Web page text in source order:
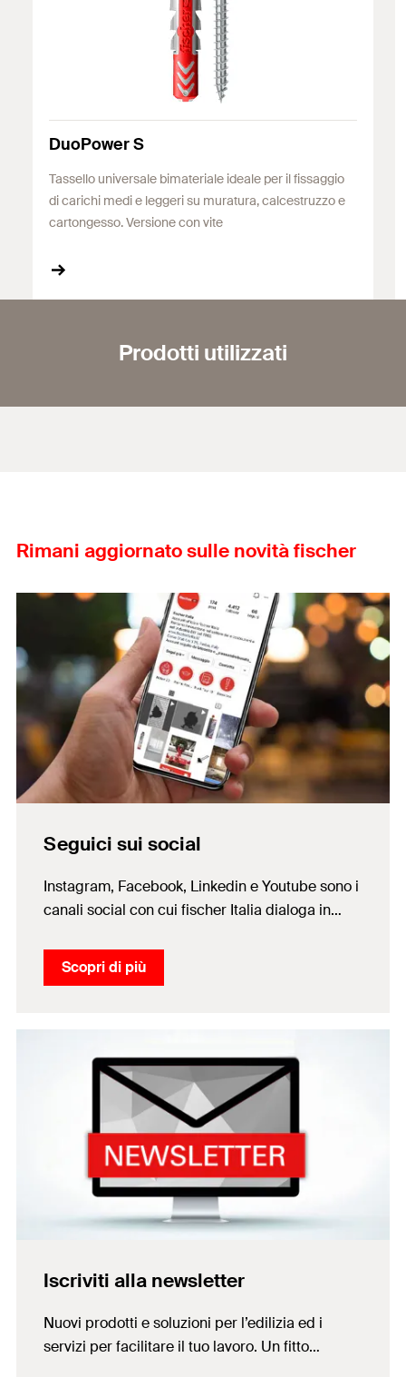
DuoPower S
Tassello universale bimateriale ideale per il fissaggio
di carichi medi e leggeri su muratura, calcestruzzo e
cartongesso. Versione con vite
Prodotti utilizzati
Rimani aggiornato sulle novità fischer
Seguici sui social
Instagram, Facebook, Linkedin e Youtube sono i
canali social con cui fischer Italia dialoga in
Installatori e Appassionati di Fai da Te
Scopri di più
Iscriviti alla newsletter
Nuovi prodotti e soluzioni per l’edilizia ed i
servizi per facilitare il tuo lavoro. Un fitto